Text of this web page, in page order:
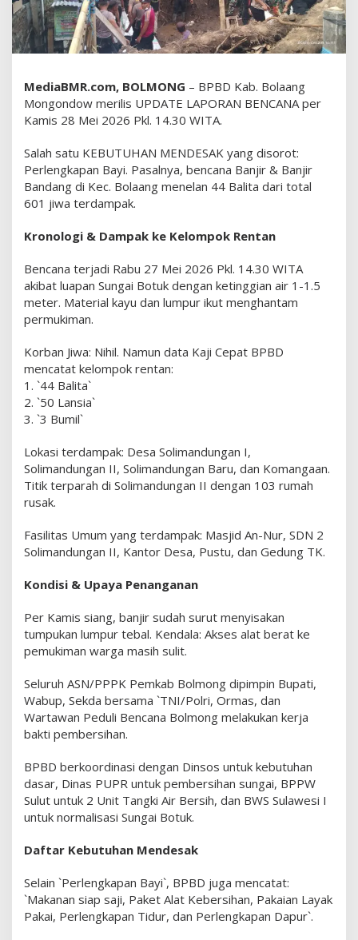
D
I
K
E
U
T
U
A
N
M
E
D
S
A
K
4
a
T
e
r
m
p
k
a
n
j
r
B
a
n
a
n
g
d
i
o
i
m
a
MediaBMR.com, BOLMONG – BPBD Kab. Bolaang
Mongondow merilis UPDATE LAPORAN BENCANA per
Kamis 28 Mei 2026 Pkl. 14.30 WITA.
Salah satu KEBUTUHAN MENDESAK yang disorot:
Perlengkapan Bayi. Pasalnya, bencana Banjir & Banjir
Bandang di Kec. Bolaang menelan 44 Balita dari total
601 jiwa terdampak.
Kronologi & Dampak ke Kelompok Rentan
Bencana terjadi Rabu 27 Mei 2026 Pkl. 14.30 WITA
akibat luapan Sungai Botuk dengan ketinggian air 1-1.5
meter. Material kayu dan lumpur ikut menghantam
permukiman.
Korban Jiwa: Nihil. Namun data Kaji Cepat BPBD
mencatat kelompok rentan:
1. `44 Balita`
2. `50 Lansia`
3. `3 Bumil`
Lokasi terdampak: Desa Solimandungan I,
Solimandungan II, Solimandungan Baru, dan Komangaan.
Titik terparah di Solimandungan II dengan 103 rumah
rusak.
Fasilitas Umum yang terdampak: Masjid An-Nur, SDN 2
Solimandungan II, Kantor Desa, Pustu, dan Gedung TK.
Kondisi & Upaya Penanganan
Per Kamis siang, banjir sudah surut menyisakan
tumpukan lumpur tebal. Kendala: Akses alat berat ke
pemukiman warga masih sulit.
Seluruh ASN/PPPK Pemkab Bolmong dipimpin Bupati,
Wabup, Sekda bersama `TNI/Polri, Ormas, dan
Wartawan Peduli Bencana Bolmong melakukan kerja
bakti pembersihan.
BPBD berkoordinasi dengan Dinsos untuk kebutuhan
dasar, Dinas PUPR untuk pembersihan sungai, BPPW
Sulut untuk 2 Unit Tangki Air Bersih, dan BWS Sulawesi I
untuk normalisasi Sungai Botuk.
Daftar Kebutuhan Mendesak
Selain `Perlengkapan Bayi`, BPBD juga mencatat:
`Makanan siap saji, Paket Alat Kebersihan, Pakaian Layak
Pakai, Perlengkapan Tidur, dan Perlengkapan Dapur`.